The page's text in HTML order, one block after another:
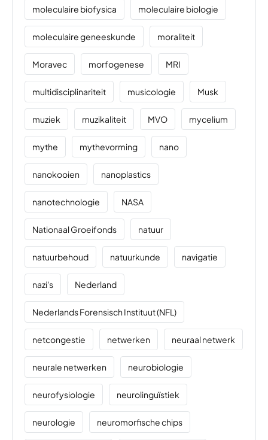
moleculaire biofysica moleculaire biologie
moleculaire geneeskunde moraliteit
Moravec morfogenese MRI
multidisciplinariteit musicologie Musk
muziek muzikaliteit MVO mycelium
mythe mythevorming nano
nanokooien nanoplastics
nanotechnologie NASA
Nationaal Groeifonds natuur
natuurbehoud natuurkunde navigatie
nazi's Nederland
Nederlands Forensisch Instituut (NFL)
netcongestie netwerken neuraal netwerk
neurale netwerken neurobiologie
neurofysiologie neurolinguïstiek
neurologie neuromorfische chips